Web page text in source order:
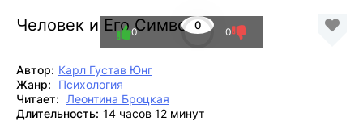
Человек и Его Символы
0
0 0
Автор: Карл Густав Юнг
Жанр:
Психология
Читает:
Леонтина Броцкая
Длительность: 14 часов 12 минут